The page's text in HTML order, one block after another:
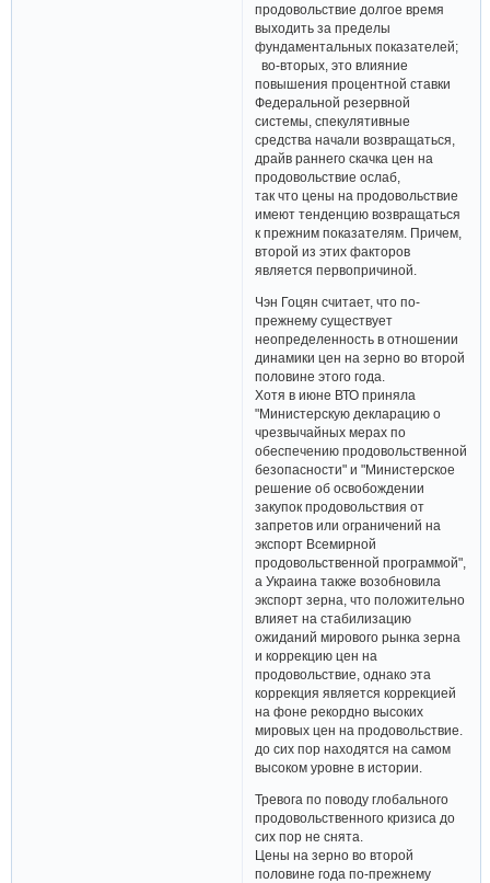
продовольствие долгое время
выходить за пределы
фундаментальных показателей;
во-вторых, это влияние
повышения процентной ставки
Федеральной резервной
системы, спекулятивные
средства начали возвращаться,
драйв раннего скачка цен на
продовольствие ослаб,
так что цены на продовольствие
имеют тенденцию возвращаться
к прежним показателям. Причем,
второй из этих факторов
является первопричиной.
Чэн Гоцян считает, что по-
прежнему существует
неопределенность в отношении
динамики цен на зерно во второй
половине этого года.
Хотя в июне ВТО приняла
"Министерскую декларацию о
чрезвычайных мерах по
обеспечению продовольственной
безопасности" и "Министерское
решение об освобождении
закупок продовольствия от
запретов или ограничений на
экспорт Всемирной
продовольственной программой",
а Украина также возобновила
экспорт зерна, что положительно
влияет на стабилизацию
ожиданий мирового рынка зерна
и коррекцию цен на
продовольствие, однако эта
коррекция является коррекцией
на фоне рекордно высоких
мировых цен на продовольствие.
до сих пор находятся на самом
высоком уровне в истории.
Тревога по поводу глобального
продовольственного кризиса до
сих пор не снята.
Цены на зерно во второй
половине года по-прежнему